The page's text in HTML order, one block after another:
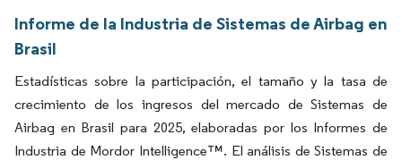
Informe de la Industria de Sistemas de Airbag en
Brasil
Estadísticas sobre la participación, el tamaño y la tasa de
crecimiento de los ingresos del mercado de Sistemas de
Airbag en Brasil para 2025, elaboradas por los Informes de
Industria de Mordor Intelligence™. El análisis de Sistemas de